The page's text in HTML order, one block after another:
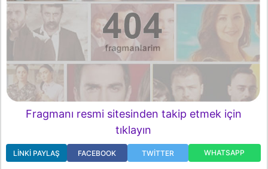
Fragmanı resmi sitesinden takip etmek için
tıklayın
LINKI PAYLAŞ FACEBOOK TWITTER WHATSAPP